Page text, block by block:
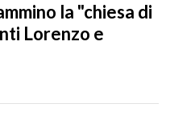
la "chiesa di
Lorenzo e